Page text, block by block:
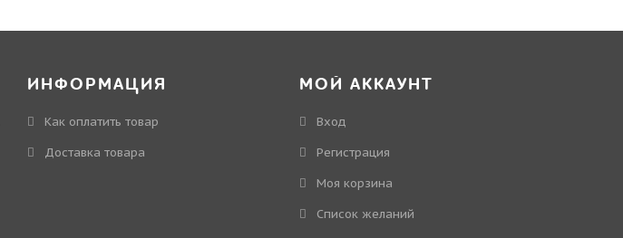
ИНФОРМАЦИЯ
Как оплатить товар
Доставка товара
МОЙ АККАУНТ
Вход
Регистрация
Моя корзина
Cписок желаний